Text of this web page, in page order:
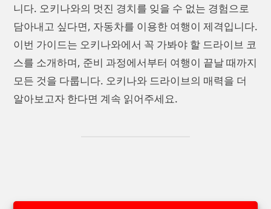
니다. 오키나와의 멋진 경치를 잊을 수 없는 경험으로
담아내고 싶다면, 자동차를 이용한 여행이 제격입니다.
이번 가이드는 오키나와에서 꼭 가봐야 할 드라이브 코
스를 소개하며, 준비 과정에서부터 여행이 끝날 때까지
모든 것을 다룹니다. 오키나와 드라이브의 매력을 더
알아보고자 한다면 계속 읽어주세요.